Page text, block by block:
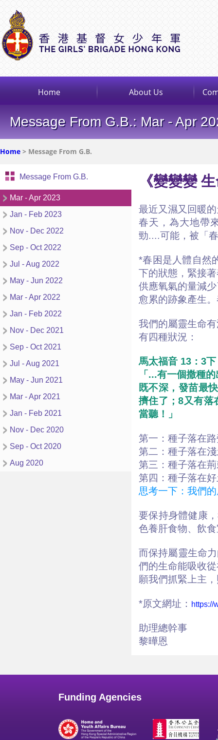
Home About Us
Message From G.B.: Mar - Apr
Home > Message From G.B.
Message From G.B.
Mar - Apr 2023
Jan - Feb 2023
Nov - Dec 2022
Sep - Oct 2022
Jul - Aug 2022
May - Jun 2022
Mar - Apr 2022
Jan - Feb 2022
Nov - Dec 2021
Sep - Oct 2021
Jul - Aug 2021
May - Jun 2021
Mar - Apr 2021
Jan - Feb 2021
Nov - Dec 2020
Sep - Oct 2020
Aug 2020
《變變變
最近又濕又回暖
春天，為大地帶
勁....可能，被「
*春困是人體自然
下的狀態，緊接
供應氧氣的量減
愈累的跡象產生
我們的屬靈生命
有四種狀況：
馬太福音 13：3
「...有一個撒種
既不深，發苗最
擠住了；8又有落
當聽！」
第一：種子落在
第二：種子落在
第三：種子落在
第四：種子落在
思考一下：我們
要保持身體健康
色養肝食物、飲
而保持屬靈生命
們的生命能吸收
願我們抓緊上主
*原文網址： https://
助理總幹事
黎曄恩
Funding Agencies